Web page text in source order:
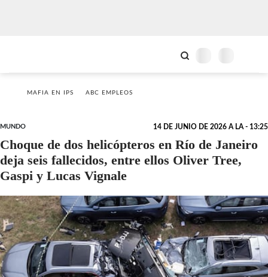
MAFIA EN IPS ABC EMPLEOS
MUNDO 14 DE JUNIO DE 2026 A LA - 13:25
Choque de dos helicópteros en Río de Janeiro
deja seis fallecidos, entre ellos Oliver Tree,
Gaspi y Lucas Vignale